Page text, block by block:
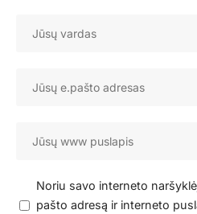
Noriu savo interneto
pašto adresą ir interneto